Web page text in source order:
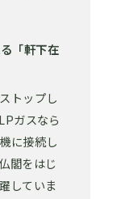
「軒下在
トップし
ガスなら
に接続し
閣をはじ
していま